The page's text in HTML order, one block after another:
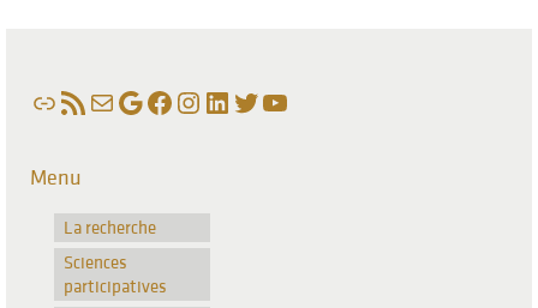
LienFlux RSSE-mailGoogle
Facebook
Instagram
LinkedIn
Twitter
YouTube
Menu
La recherche
Sciences
participatives